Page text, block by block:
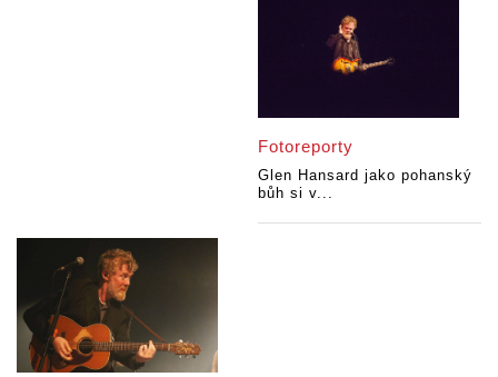
Fotoreporty
Glen Hansard jako pohanský
bůh si v...